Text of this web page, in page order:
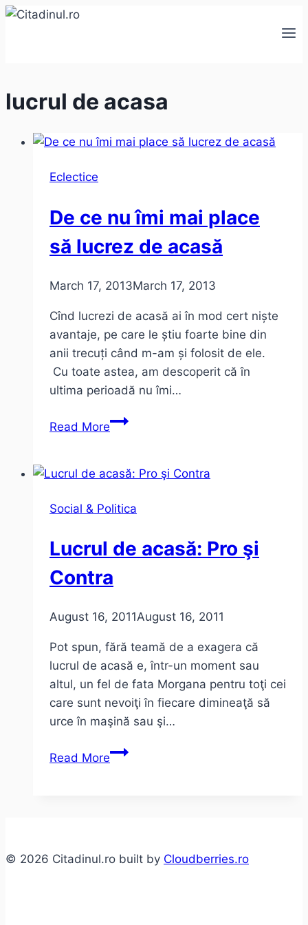
Skip
lucrul de acasa
Eclectice
De ce nu îmi mai place
să lucrez de acasă
March 17, 2013March 17, 2013
Cînd lucrezi de acasă ai în mod cert niște
avantaje, pe care le știu foarte bine din
anii trecuți când m-am și folosit de ele.
Cu toate astea, am descoperit că în
ultima perioadă nu îmi…
Read MoreDe
îmi
place
lucrez
acasă
Social & Politica
Lucrul de acasă: Pro şi
Contra
August 16, 2011August 16, 2011
Pot spun, fără teamă de a exagera că
lucrul de acasă e, într-un moment sau
altul, un fel de fata Morgana pentru toţi cei
care sunt nevoiţi în fiecare dimineaţă să
urce în maşină sau şi…
Read MoreLucrul
© 2026 Citadinul.ro built by Cloudberries.ro